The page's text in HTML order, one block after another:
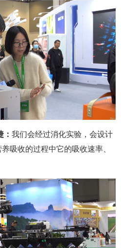
：我们会经过消化实验，会设计
吸收的过程中它的吸收速率、